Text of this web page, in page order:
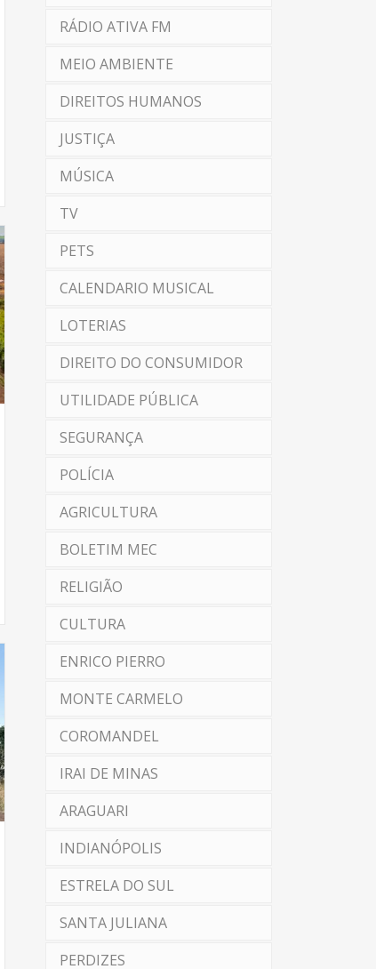
RÁDIO ATIVA FM
MEIO AMBIENTE
DIREITOS HUMANOS
JUSTIÇA
MÚSICA
TV
PETS
CALENDARIO MUSICAL
LOTERIAS
DIREITO DO CONSUMIDOR
UTILIDADE PÚBLICA
SEGURANÇA
POLÍCIA
AGRICULTURA
BOLETIM MEC
RELIGIÃO
CULTURA
ENRICO PIERRO
MONTE CARMELO
COROMANDEL
IRAI DE MINAS
ARAGUARI
INDIANÓPOLIS
ESTRELA DO SUL
SANTA JULIANA
PERDIZES